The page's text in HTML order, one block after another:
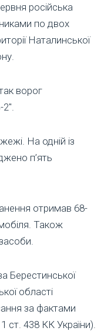
російська
по двох
Наталинської
ворог
На одній із
п’ять
отримав 68-
Також
Берестинської
області
за фактами
ст. 438 КК України).